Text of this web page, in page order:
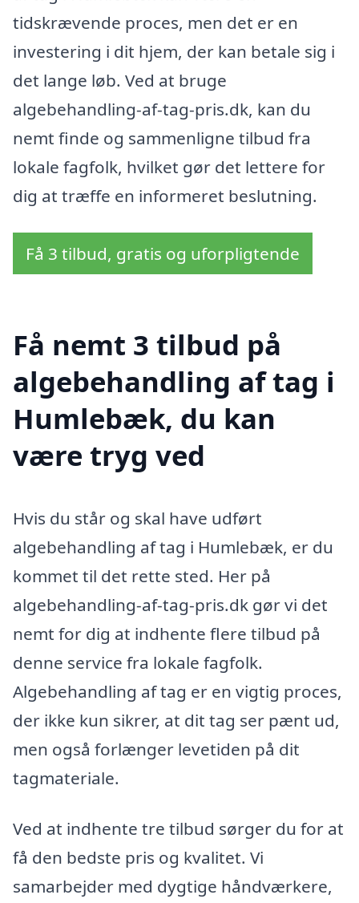
tidskrævende proces, men det er en
investering i dit hjem, der kan betale sig i
det lange løb. Ved at bruge
algebehandling-af-tag-pris.dk, kan du
nemt finde og sammenligne tilbud fra
lokale fagfolk, hvilket gør det lettere for
dig at træffe en informeret beslutning.
Få 3 tilbud, gratis og uforpligtende
Få nemt 3 tilbud på
algebehandling af tag i
Humlebæk, du kan
være tryg ved
Hvis du står og skal have udført
algebehandling af tag i Humlebæk, er du
kommet til det rette sted. Her på
algebehandling-af-tag-pris.dk gør vi det
nemt for dig at indhente flere tilbud på
denne service fra lokale fagfolk.
Algebehandling af tag er en vigtig proces,
der ikke kun sikrer, at dit tag ser pænt ud,
men også forlænger levetiden på dit
tagmateriale.
Ved at indhente tre tilbud sørger du for at
få den bedste pris og kvalitet. Vi
samarbejder med dygtige håndværkere,